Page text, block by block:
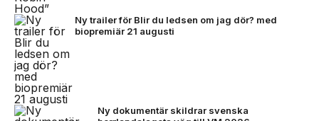
Ny trailer för Blir du ledsen om jag dör? med
biopremiär 21 augusti
Ny dokumentär skildrar svenska